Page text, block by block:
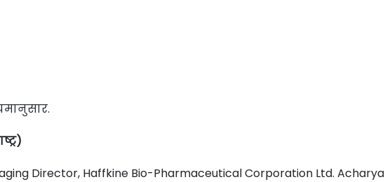
Director, Haffkine Bio-Pharmaceutical Corporation Ltd. Acharya